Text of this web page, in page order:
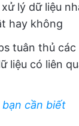
lý dữ liệu
hay không
tuân thủ
liệu có liên
cần biết